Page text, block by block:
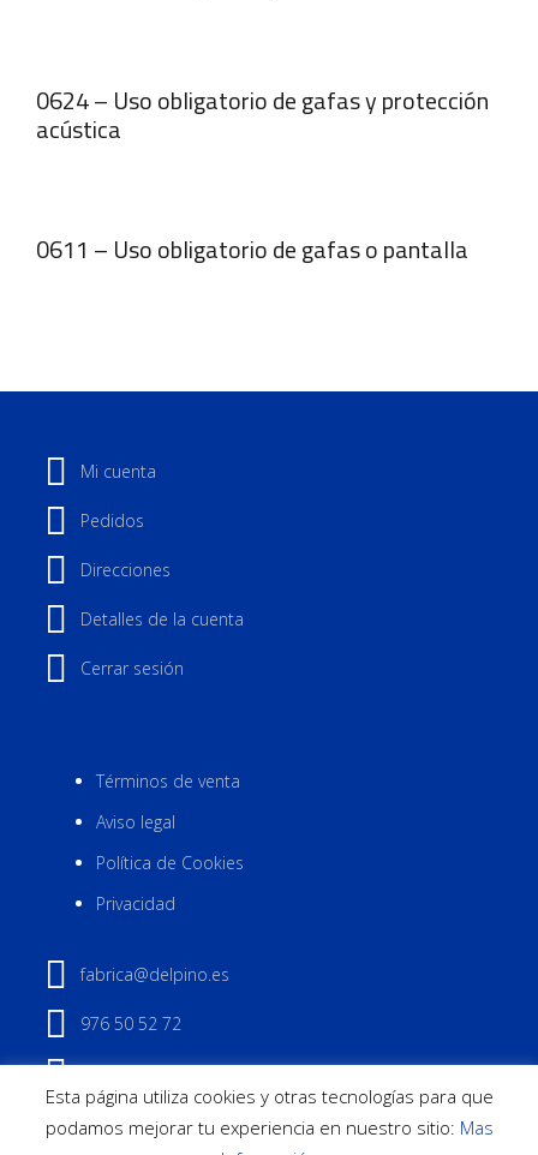
0624 – Uso obligatorio de gafas y protección
acústica
0611 – Uso obligatorio de gafas o pantalla
Mi cuenta
Pedidos
Direcciones
Detalles de la cuenta
Cerrar sesión
Términos de venta
Aviso legal
Política de Cookies
Privacidad
fabrica@delpino.es
976 50 52 72
Contactar
Esta página utiliza cookies y otras tecnologías para que
podamos mejorar tu experiencia en nuestro sitio: Mas